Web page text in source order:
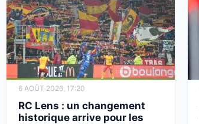
6 AOÛT 2026, 17:20
RC Lens : un changement
historique arrive pour les